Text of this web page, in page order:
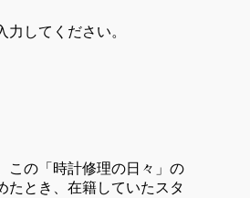
力してください。
この「時計修理の日々」の
たとき、在籍していたスタ